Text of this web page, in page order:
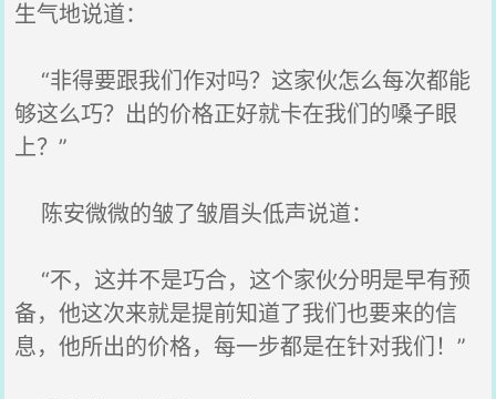
生气地说道：
“非得要跟我们作对吗？这家伙怎么每次都能
够这么巧？出的价格正好就卡在我们的嗓子眼
上？”
陈安微微的皱了皱眉头低声说道：
“不，这并不是巧合，这个家伙分明是早有预
备，他这次来就是提前知道了我们也要来的信
息，他所出的价格，每一步都是在针对我们！”